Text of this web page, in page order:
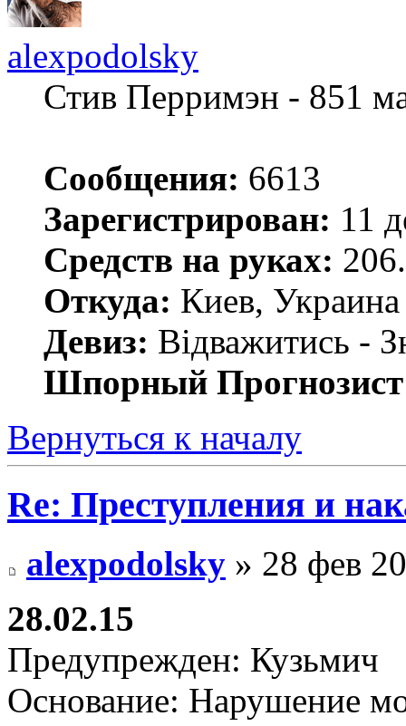
alexpodolsky
Стив Перримэн - 851
Сообщения: 6613
Зарегистрирован: 11
Средств на руках:
Откуда: Киев, Украина
Девиз: Відважитись -
Шпорный
Вернуться к началу
Re: Преступления и
alexpodolsky » 28 фев
28.02.15
Предупрежден: Кузьмич
Основание: Нарушение